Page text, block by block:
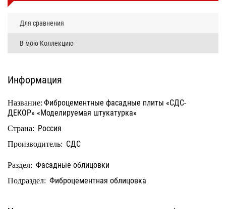
Для сравнения
В мою Коллекцию
Информация
Название: Фиброцементные фасадные плиты «СДС-
ДЕКОР» «Моделируемая штукатурка»
Страна: Россия
Производитель: СДС
Раздел: Фасадные облицовки
Подраздел: Фиброцементная облицовка